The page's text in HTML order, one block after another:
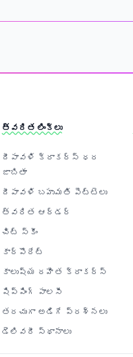
త్వరిత లింక్‌లు
దీపావళి క్రాకర్‌స్ ధర
జాబితా
దీపావళి బహుమతి పెట్టెలు
త్వరిత ఆర్డర్
చిట్ స్కీం
కార్పొరేట్
కాలుష్య రహిత క్రాకర్‌స్
షిప్పింగ్ పాలసీ
తరచుగా అడిగే ప్రశ్నలు
డెలివరీ స్థానాలు